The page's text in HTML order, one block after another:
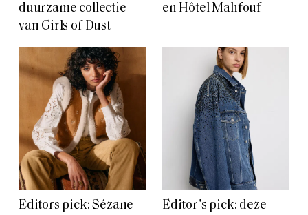
duurzame collectie
van Girls of Dust
en Hôtel Mahfouf
Editors pick: Sézane
Editor’s pick: deze